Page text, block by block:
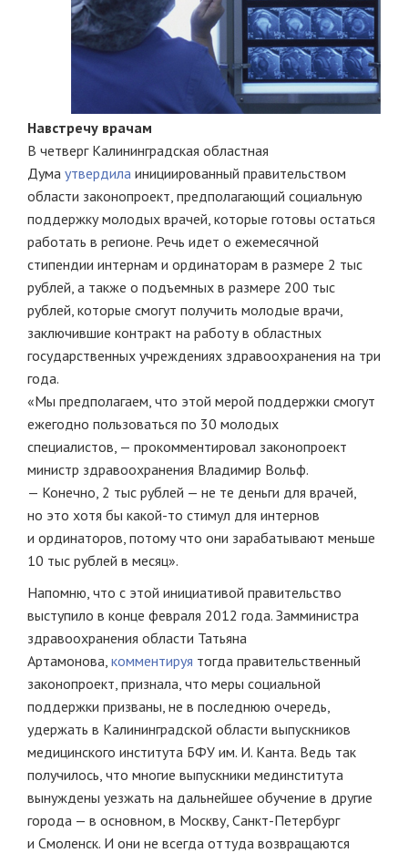
Навстречу врачам
В четверг Калининградская областная
Дума утвердила инициированный правительством
области законопроект, предполагающий социальную
поддержку молодых врачей, которые готовы остаться
работать в регионе. Речь идет о ежемесячной
стипендии интернам и ординаторам в размере 2 тыс
рублей, а также о подъемных в размере 200 тыс
рублей, которые смогут получить молодые врачи,
заключившие контракт на работу в областных
государственных учреждениях здравоохранения на три
года.
«Мы предполагаем, что этой мерой поддержки смогут
ежегодно пользоваться по 30 молодых
специалистов, — прокомментировал законопроект
министр здравоохранения Владимир Вольф.
— Конечно, 2 тыс рублей — не те деньги для врачей,
но это хотя бы какой-то стимул для интернов
и ординаторов, потому что они зарабатывают меньше
10 тыс рублей в месяц».
Напомню, что с этой инициативой правительство
выступило в конце февраля 2012 года. Замминистра
здравоохранения области Татьяна
Артамонова, комментируя тогда правительственный
законопроект, признала, что меры социальной
поддержки призваны, не в последнюю очередь,
удержать в Калининградской области выпускников
медицинского института БФУ им. И. Канта. Ведь так
получилось, что многие выпускники мединститута
вынуждены уезжать на дальнейшее обучение в другие
города — в основном, в Москву, Санкт-Петербург
и Смоленск. И они не всегда оттуда возвращаются